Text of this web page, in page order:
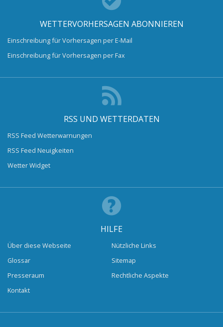
WETTERVORHERSAGEN ABONNIEREN
Einschreibung für Vorhersagen per E-Mail
Einschreibung für Vorhersagen per Fax
RSS UND WETTERDATEN
RSS Feed Wetterwarnungen
RSS Feed Neuigkeiten
Wetter Widget
HILFE
Über diese Webseite
Glossar
Presseraum
Kontakt
Nützliche Links
Sitemap
Rechtliche Aspekte